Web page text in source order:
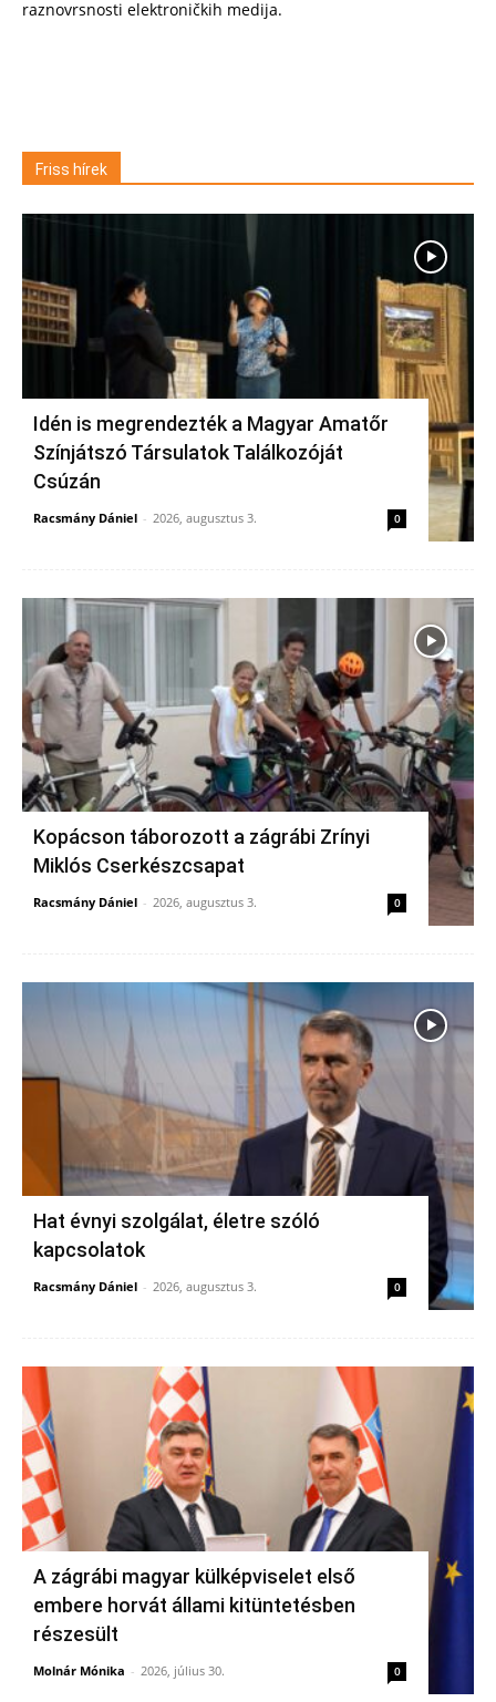
raznovrsnosti elektroničkih medija.
Friss hírek
Idén is megrendezték a Magyar Amatőr
Színjátszó Társulatok Találkozóját
Csúzán
Racsmány Dániel - 2026, augusztus 3. 0
Kopácson táborozott a zágrábi Zrínyi
Miklós Cserkészcsapat
Racsmány Dániel - 2026, augusztus 3. 0
Hat évnyi szolgálat, életre szóló
kapcsolatok
Racsmány Dániel - 2026, augusztus 3. 0
A zágrábi magyar külképviselet első
embere horvát állami kitüntetésben
részesült
Molnár Mónika - 2026, július 30. 0